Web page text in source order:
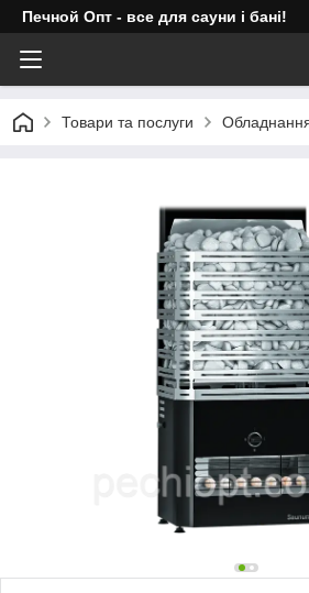
Печной Опт - все для сауни і бані!
Товари та послуги